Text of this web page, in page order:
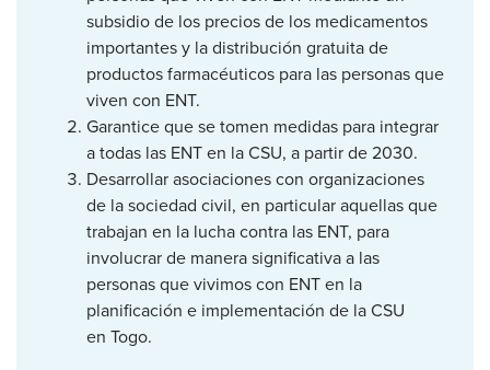
subsidio de los precios de los medicamentos
importantes y la distribución gratuita de
productos farmacéuticos para las personas que
viven con ENT.
Garantice que se tomen medidas para integrar
a todas las ENT en la CSU, a partir de 2030.
Desarrollar asociaciones con organizaciones
de la sociedad civil, en particular aquellas que
trabajan en la lucha contra las ENT, para
involucrar de manera significativa a las
personas que vivimos con ENT en la
planificación e implementación de la CSU
en Togo.